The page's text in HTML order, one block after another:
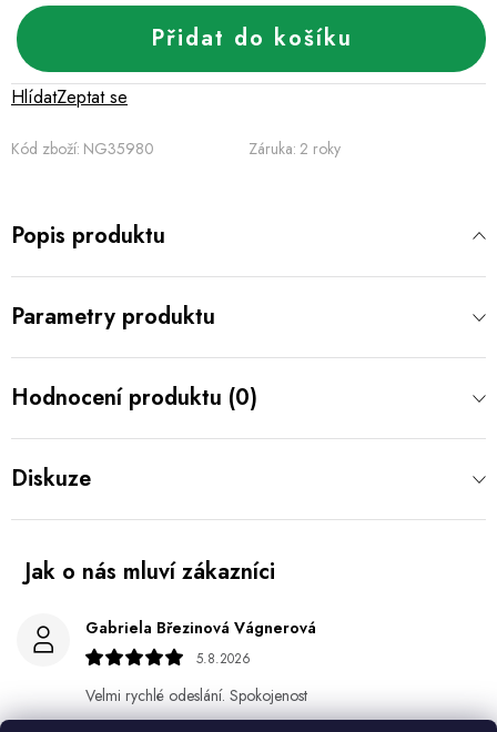
Přidat do košíku
Kód zboží: NG35980 Záruka: 2 roky
Zeptat se
Hlídat
Popis produktu
Parametry produktu
Hodnocení produktu (0)
Diskuze
Gabriela Březinová Vágnerová
5.8.2026
Velmi rychlé odeslání. Spokojenost